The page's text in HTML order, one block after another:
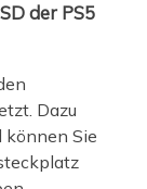
der PS5
Dazu
können Sie